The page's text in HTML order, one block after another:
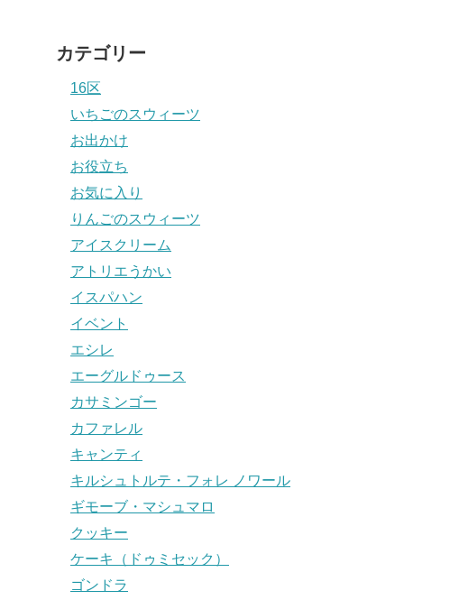
カテゴリー
16区
いちごのスウィーツ
お出かけ
お役立ち
お気に入り
りんごのスウィーツ
アイスクリーム
アトリエうかい
イスパハン
イベント
エシレ
エーグルドゥース
カサミンゴー
カファレル
キャンティ
キルシュトルテ・フォレ ノワール
ギモーブ・マシュマロ
クッキー
ケーキ（ドゥミセック）
ゴンドラ